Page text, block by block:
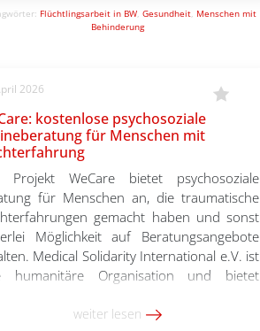
Flüchtlingsarbeit in BW, Gesundheit, Menschen mit
Behinderung
2026
kostenlose psychosoziale
für Menschen mit
Projekt WeCare bietet psychosoziale
für Menschen an, die traumatische
gemacht haben und sonst
Möglichkeit auf Beratungsangebote
Medical Solidarity International e.V. ist
humanitäre Organisation und bietet
Beratung für Menschen mit
weiter lesen